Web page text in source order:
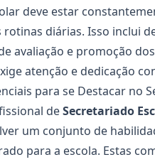
deve estar
rotinas diárias. Isso inclui
avaliação e promoção
atenção e dedicação
para se Destacar no
deSecretariado
um conjunto de
para a escola. Estas